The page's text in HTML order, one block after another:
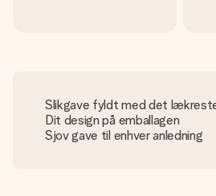
Slikgave fyldt med det
Dit design på emballagen
Sjov gave til enhver anledning